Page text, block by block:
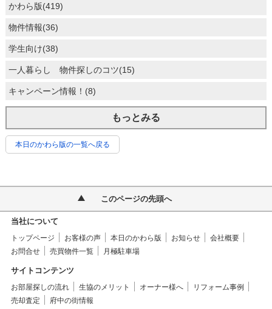
かわら版(419)
物件情報(36)
学生向け(38)
一人暮らし 物件探しのコツ(15)
キャンペーン情報！(8)
もっとみる
本日のかわら版の一覧へ戻る
このページの先頭へ
当社について
トップページ お客様の声 本日のかわら版 お知らせ
会社概要
お問合せ
売買物件一覧 月極駐車場
サイトコンテンツ
お部屋探しの流れ 生協のメリット オーナー様へ
リフォーム事例
売却査定
府中の街情報